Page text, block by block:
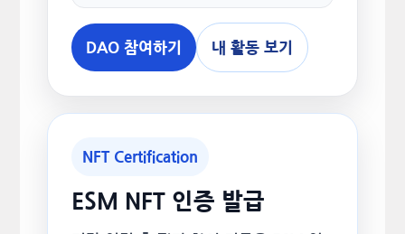
DAO 참여하기 내 활동 보기
NFT Certification
ESM NFT 인증 발급